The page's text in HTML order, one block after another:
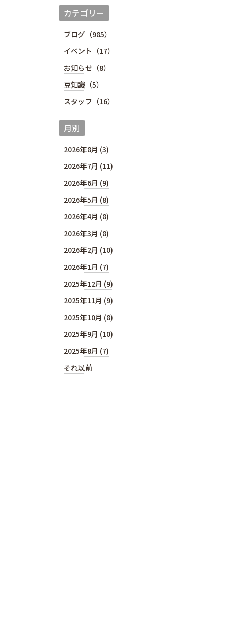
カテゴリー
ブログ（985）
イベント（17）
お知らせ（8）
豆知識（5）
スタッフ（16）
月別
2026年8月 (3)
2026年7月 (11)
2026年6月 (9)
2026年5月 (8)
2026年4月 (8)
2026年3月 (8)
2026年2月 (10)
2026年1月 (7)
2025年12月 (9)
2025年11月 (9)
2025年10月 (8)
2025年9月 (10)
2025年8月 (7)
それ以前